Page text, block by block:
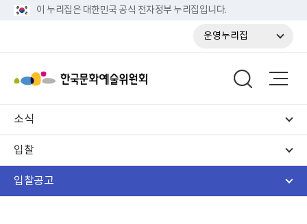
이 누리집은 대한민국 공식 전자정부 누리집입니다.
운영누리집
소식
입찰
입찰공고